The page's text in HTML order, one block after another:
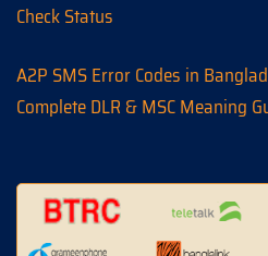
Check Status
A2P SMS Error Codes in
Complete DLR & MSC Meaning